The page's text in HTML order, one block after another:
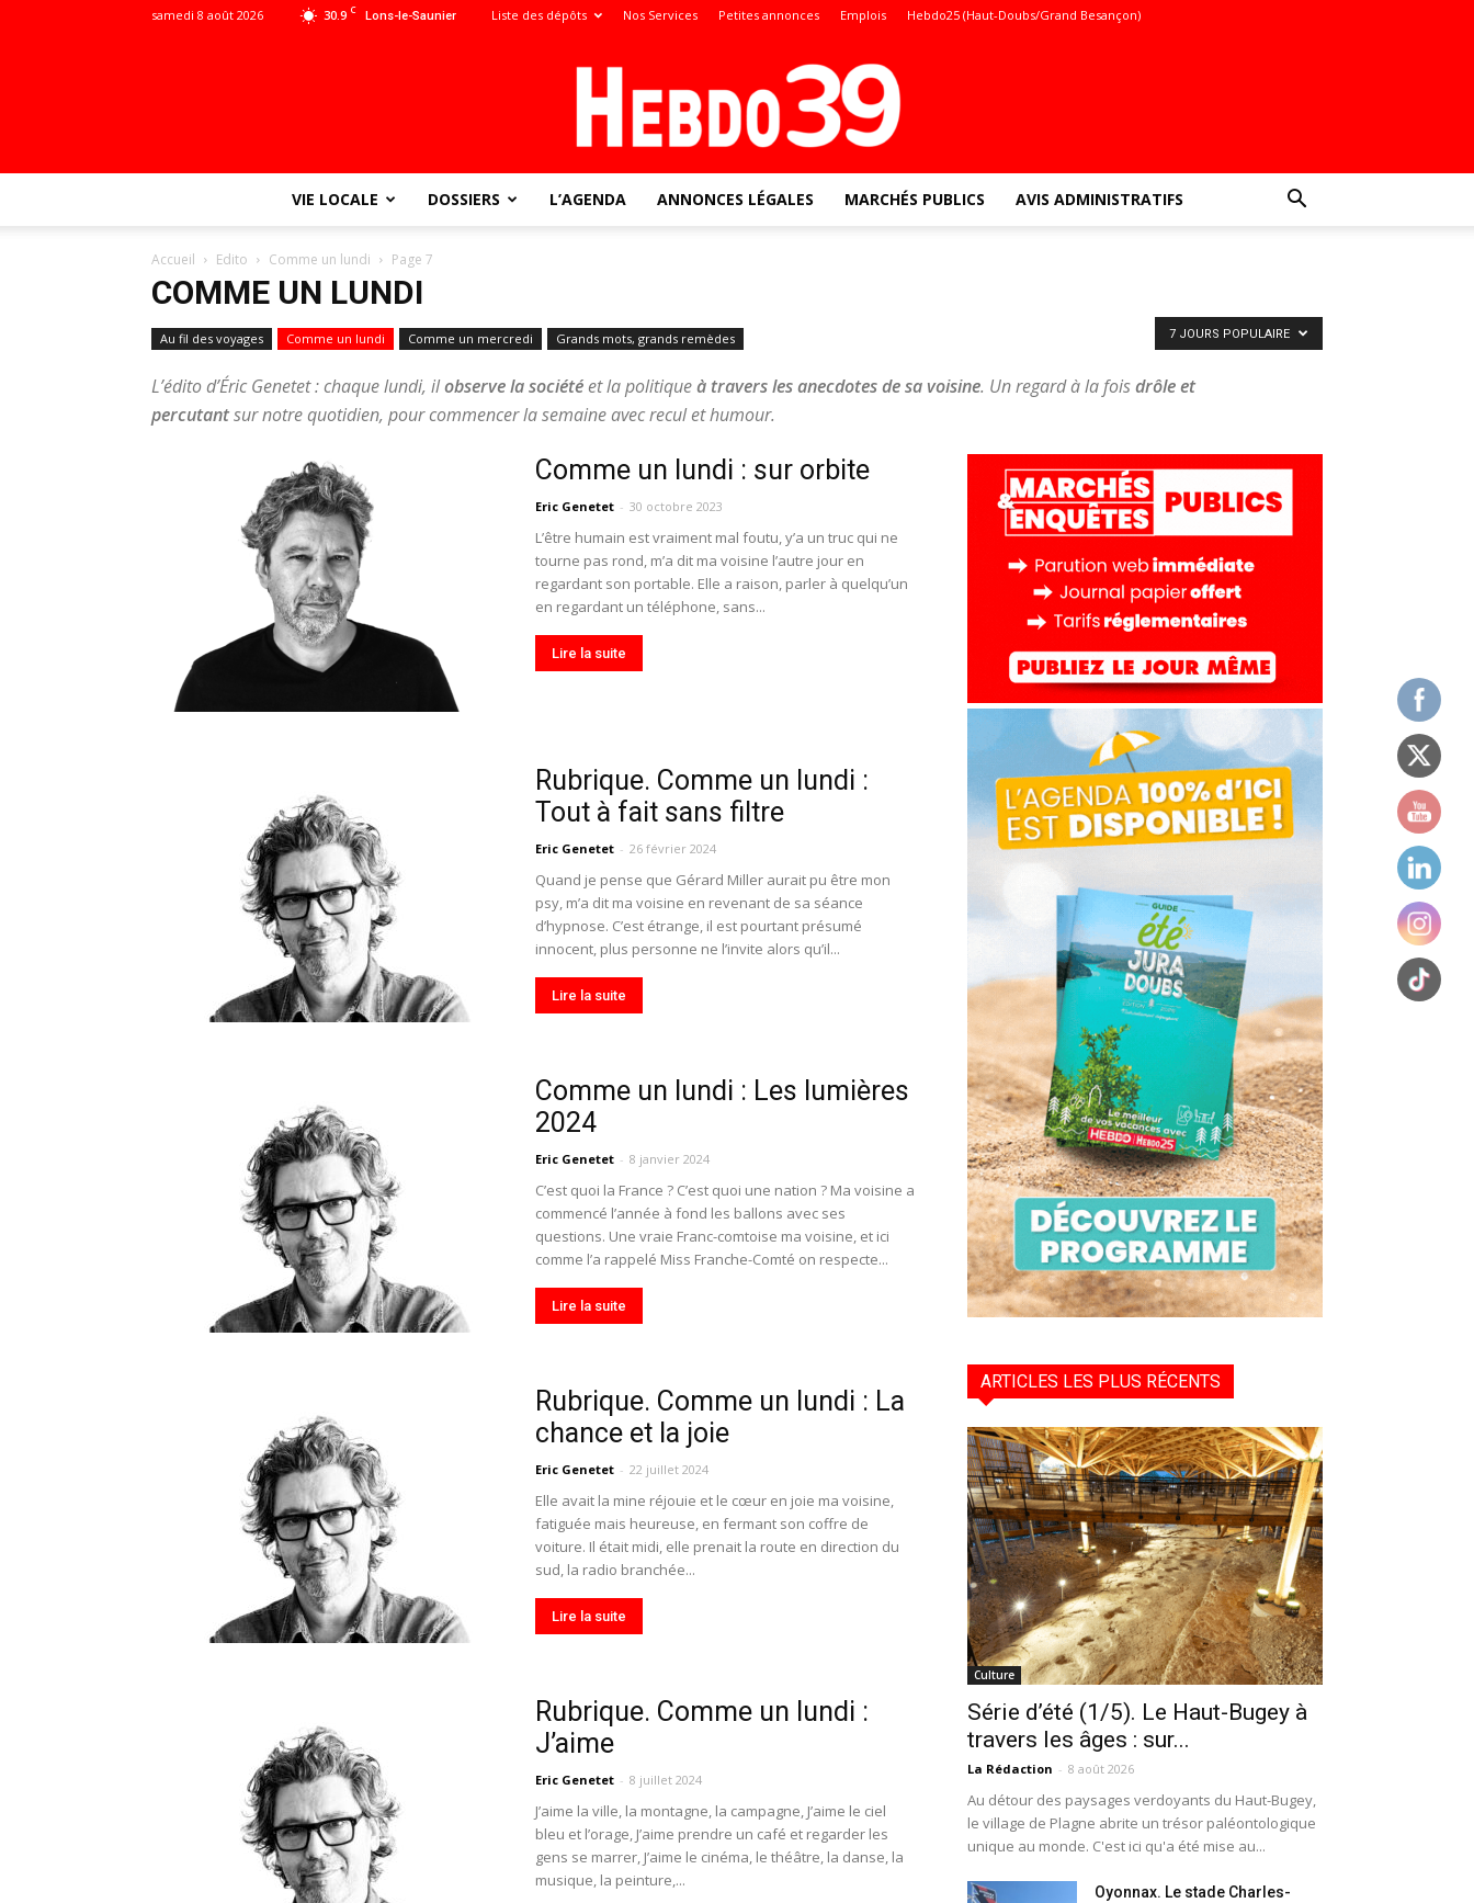
30.9 C Lons-le-Saunier
samedi 8 août 2026 Liste des dépôts Nos Services Petites annonces Emplois Hebdo25 (Haut-Doubs/Grand Besançon)
locale
Hebdo39
VIE LOCALE DOSSIERS L’AGENDA ANNONCES LÉGALES MARCHÉS PUBLICS AVIS ADMINISTRATIFS
Accueil Edito Comme un lundi Page 7
COMME UN LUNDI
Au fil des voyages Comme un lundi Comme un mercredi Grands mots, grands remèdes
L’édito d’Éric Genetet : chaque lundi, ilobserve la sociétéet la politiqueà travers les anecdotes de sa voisine. Un regard à la foisdrôle et
percutantsur notre quotidien, pour commencer la semaine avec recul et humour.
7 JOURS POPULAIRE
Comme un lundi : sur orbite
Eric Genetet - 30 octobre 2023
L’être humain est vraiment mal foutu, y’a un truc qui ne
tourne pas rond, m’a dit ma voisine l’autre jour en
regardant son portable. Elle a raison, parler à quelqu’un
en regardant un téléphone, sans...
Lire la suite
Rubrique. Comme un lundi :
Tout à fait sans filtre
Eric Genetet - 26 février 2024
Quand je pense que Gérard Miller aurait pu être mon
psy, m’a dit ma voisine en revenant de sa séance
d’hypnose. C’est étrange, il est pourtant présumé
innocent, plus personne ne l’invite alors qu’il...
Lire la suite
Comme un lundi : Les lumières
2024
Eric Genetet - 8 janvier 2024
C’est quoi la France ? C’est quoi une nation ? Ma voisine a
commencé l’année à fond les ballons avec ses
questions. Une vraie Franc-comtoise ma voisine, et ici
comme l’a rappelé Miss Franche-Comté on respecte...
Lire la suite
Rubrique. Comme un lundi : La
chance et la joie
Eric Genetet - 22 juillet 2024
Elle avait la mine réjouie et le cœur en joie ma voisine,
fatiguée mais heureuse, en fermant son coffre de
voiture. Il était midi, elle prenait la route en direction du
sud, la radio branchée...
Lire la suite
Rubrique. Comme un lundi :
J’aime
Eric Genetet - 8 juillet 2024
J’aime la ville, la montagne, la campagne, J’aime le ciel
bleu et l’orage, J’aime prendre un café et regarder les
gens se marrer, J’aime le cinéma, le théâtre, la danse, la
musique, la peinture,...
ARTICLES LES PLUS RÉCENTS
Culture
Série d’été (1/5). Le Haut-Bugey à
travers les âges : sur...
La Rédaction - 8 août 2026
Au détour des paysages verdoyants du Haut-Bugey,
le village de Plagne abrite un trésor paléontologique
unique au monde. C'est ici qu'a été mise au...
Oyonnax. Le stade Charles-